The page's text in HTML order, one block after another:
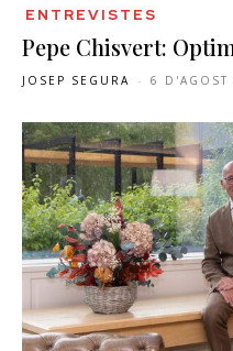
ENTREVISTES
Pepe Chisvert:
JOSEP SEGURA - 6 D'AGOST